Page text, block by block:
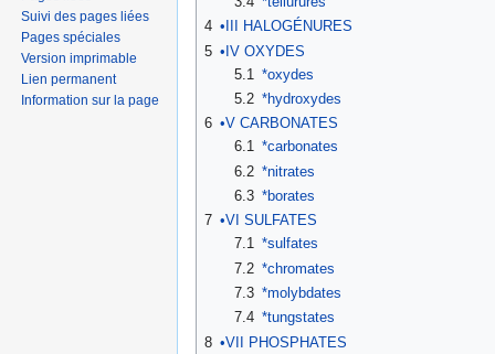
4 •III HALOGÉNURES
5 •IV OXYDES
5.1 *oxydes
5.2 *hydroxydes
6 •V CARBONATES
6.1 *carbonates
6.2 *nitrates
6.3 *borates
7 •VI SULFATES
7.1 *sulfates
7.2 *chromates
7.3 *molybdates
7.4 *tungstates
8 •VII PHOSPHATES
Suivi des pages liées
Pages spéciales
Version imprimable
Lien permanent
Information sur la page